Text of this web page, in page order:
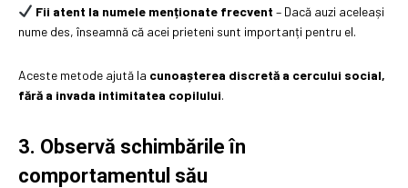
Fii atent la numele menționate frecvent – Dacă auzi aceleași
nume des, înseamnă că acei prieteni sunt importanți pentru el.
Aceste metode ajută la cunoașterea discretă a cercului social,
fără a invada intimitatea copilului.
3. Observă schimbările în
comportamentul său